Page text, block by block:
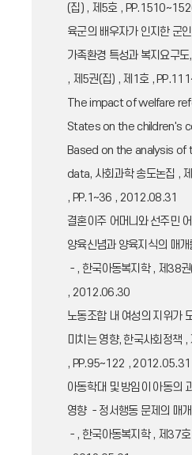
(집) , 제5호 ,
육군의 배우자가 인지한 군
가족환경 특성과 복지요구
, 제5권(집) , 제1호 ,
The impact of welfare
States on the children's
Based on the analysis of
data, 사회과학 송도논집 ,
, PP.1~36 , 2012.08.31
결혼이주 어머니와 선주민
양육신념과 양육지식의 매
－, 한국아동복지학 , 제38
, 2012.06.30
노동조합 내 여성의 지위가
미치는 영향, 한국사회정책
, PP.95~122 , 2012.05.31
아동학대 및 방임이 아동의
영향 －정서행동 문제의 매
－, 한국아동복지학 , 제37